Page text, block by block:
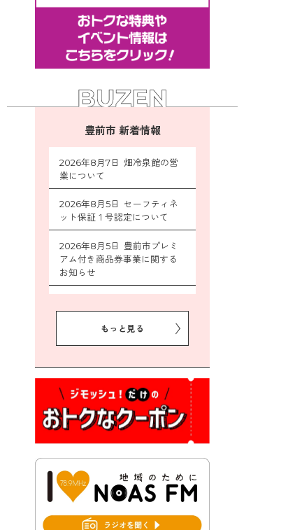
豊前市 新着情報
2026年8月7日 畑冷泉館の営
業について
2026年8月5日 セーフティネ
ット保証１号認定について
2026年8月5日 豊前市プレミ
アム付き商品券事業に関する
お知らせ
ン作戦参加者募集
対抗「福岡駅伝」出場選手募
集！
2026年7月31日 第６次豊前市
総合計画後期基本計画策定業
もっと見る